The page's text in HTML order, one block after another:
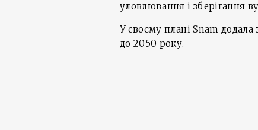
уловлювання і зберігання
У своєму плані Snam додала
до 2050 року.